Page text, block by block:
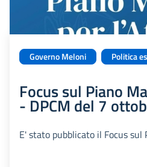
Governo Meloni Politica
Focus sul Piano
- DPCM del 7
E' stato pubblicato il Focus